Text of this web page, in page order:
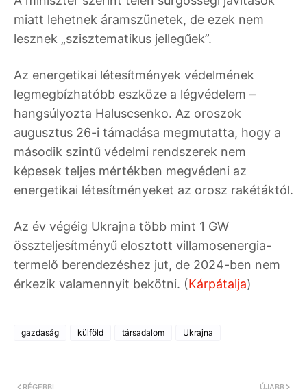
miatt lehetnek áramszünetek, de ezek nem
lesznek „szisztematikus jellegűek”.
Az energetikai létesítmények védelmének
legmegbízhatóbb eszköze a légvédelem –
hangsúlyozta Haluscsenko. Az oroszok
augusztus 26-i támadása megmutatta, hogy a
második szintű védelmi rendszerek nem
képesek teljes mértékben megvédeni az
energetikai létesítményeket az orosz rakétáktól.
Az év végéig Ukrajna több mint 1 GW
összteljesítményű elosztott villamosenergia-
termelő berendezéshez jut, de 2024-ben nem
érkezik valamennyit bekötni. (Kárpátalja)
gazdaság külföld társadalom Ukrajna
ÚJABB
RÉGEBBI